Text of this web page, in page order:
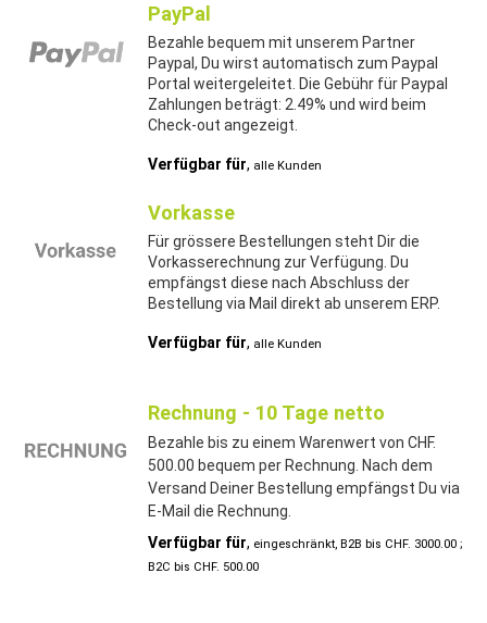
PayPal
Bezahle bequem mit unserem Partner
Paypal, Du wirst automatisch zum Paypal
Portal weitergeleitet. Die Gebühr für Paypal
Zahlungen beträgt: 2.49% und wird beim
Check-out angezeigt.
Verfügbar für, alle Kunden
Vorkasse
Für grössere Bestellungen steht Dir die
Vorkasserechnung zur Verfügung. Du
empfängst diese nach Abschluss der
Bestellung via Mail direkt ab unserem ERP.
Verfügbar für, alle Kunden
Rechnung - 10 Tage netto
Bezahle bis zu einem Warenwert von CHF.
500.00 bequem per Rechnung. Nach dem
Versand Deiner Bestellung empfängst Du via
E-Mail die Rechnung.
Verfügbar für, eingeschränkt, B2B bis CHF. 3000.00 ;
B2C bis CHF. 500.00